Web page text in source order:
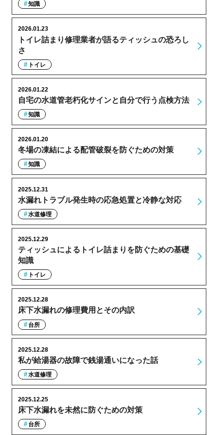
知識
トイレ詰まり修理業者が語るティッシュの恐ろし
さ
2026.01.23
トイレ
自宅の水道管老朽化サインと自分で行う点検方法
2026.01.22
知識
冬場の凍結による配管破裂を防ぐための対策
2026.01.20
知識
水漏れトラブル発生時の応急処置と冷静な対応
2025.12.31
水道修理
ティッシュによるトイレ詰まりを防ぐための基礎
知識
2025.12.29
トイレ
床下水漏れの修理費用とその内訳
2025.12.28
台所
私が給湯器の故障で銭湯通いになった話
2025.12.28
水道修理
床下水漏れを未然に防ぐための対策
2025.12.25
台所